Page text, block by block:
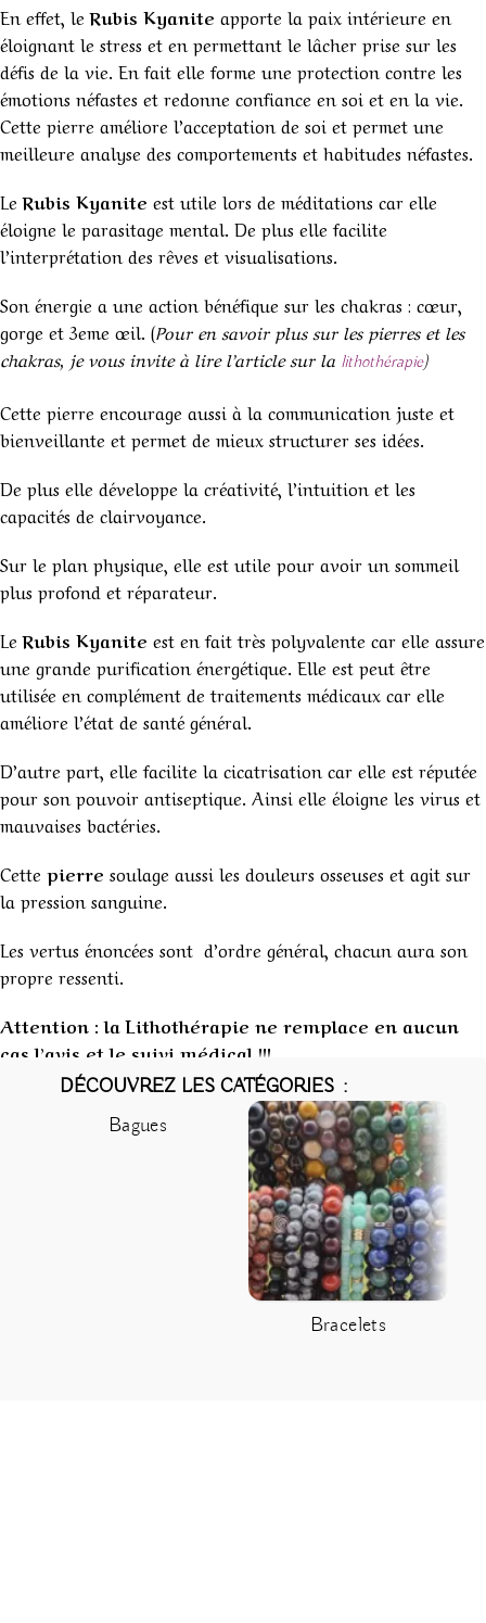
En effet, leRubis Kyanite apporte la paix intérieure en
éloignant le stress et en permettant le lâcher prise sur les
défis de la vie. En fait elle forme une protection contre les
émotions néfastes et redonne confiance en soi et en la vie.
Cette pierre améliore l’acceptation de soi et permet une
meilleure analyse des comportements et habitudes néfastes.
Le Rubis Kyanite est utile lors de méditations car elle
éloigne le parasitage mental. De plus elle facilite
l’interprétation des rêves et visualisations.
Son énergie a une action bénéfique sur les chakras : cœur,
gorge et 3eme œil. (Pour en savoir plus sur les pierres et les
chakras, je vous invite à lire l’article sur la lithothérapie)
Cette pierre encourage aussi à la communication juste et
bienveillante et permet de mieux structurer ses idées.
De plus elle développe la créativité, l’intuition et les
capacités de clairvoyance.
Sur le plan physique, elle est utile pour avoir un sommeil
plus profond et réparateur.
Le Rubis Kyanite est en fait très polyvalente car elle assure
une grande purification énergétique. Elle est peut être
utilisée en complément de traitements médicaux car elle
améliore l’état de santé général.
D’autre part, elle facilite la cicatrisation car elle est réputée
pour son pouvoir antiseptique. Ainsi elle éloigne les virus et
mauvaises bactéries.
Cette pierre soulage aussi les douleurs osseuses et agit sur
la pression sanguine.
Les vertus énoncées sont d’ordre général, chacun aura son
propre ressenti.
Attention : la Lithothérapie ne remplace en aucun
cas l’avis et le suivi médical !!!
DÉCOUVREZ LES CATÉGORIES :
Bagues
Bracelets